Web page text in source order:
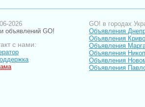
2026
объявлений GO!
с нами:
GO! в городах
Объявления
Объявления
Объявления
Объявления
Объявления
Объявления